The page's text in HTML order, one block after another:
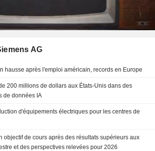
AG
hausse après l'emploi américain, records en Europe
200 millions de dollars aux États-Unis dans des
de données IA
d'équipements électriques pour les centres de
objectif de cours après des résultats supérieurs aux
et des perspectives relevées pour 2026